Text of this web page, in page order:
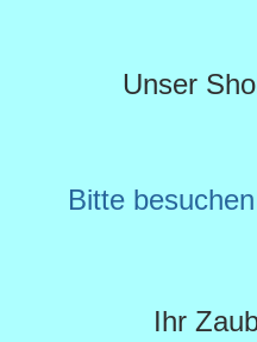
Unser
Bitte
Ihr